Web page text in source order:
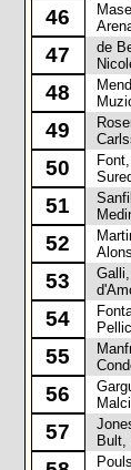
46
47
de
48
49
50
51
52
53
54
55
56
57
Bult,